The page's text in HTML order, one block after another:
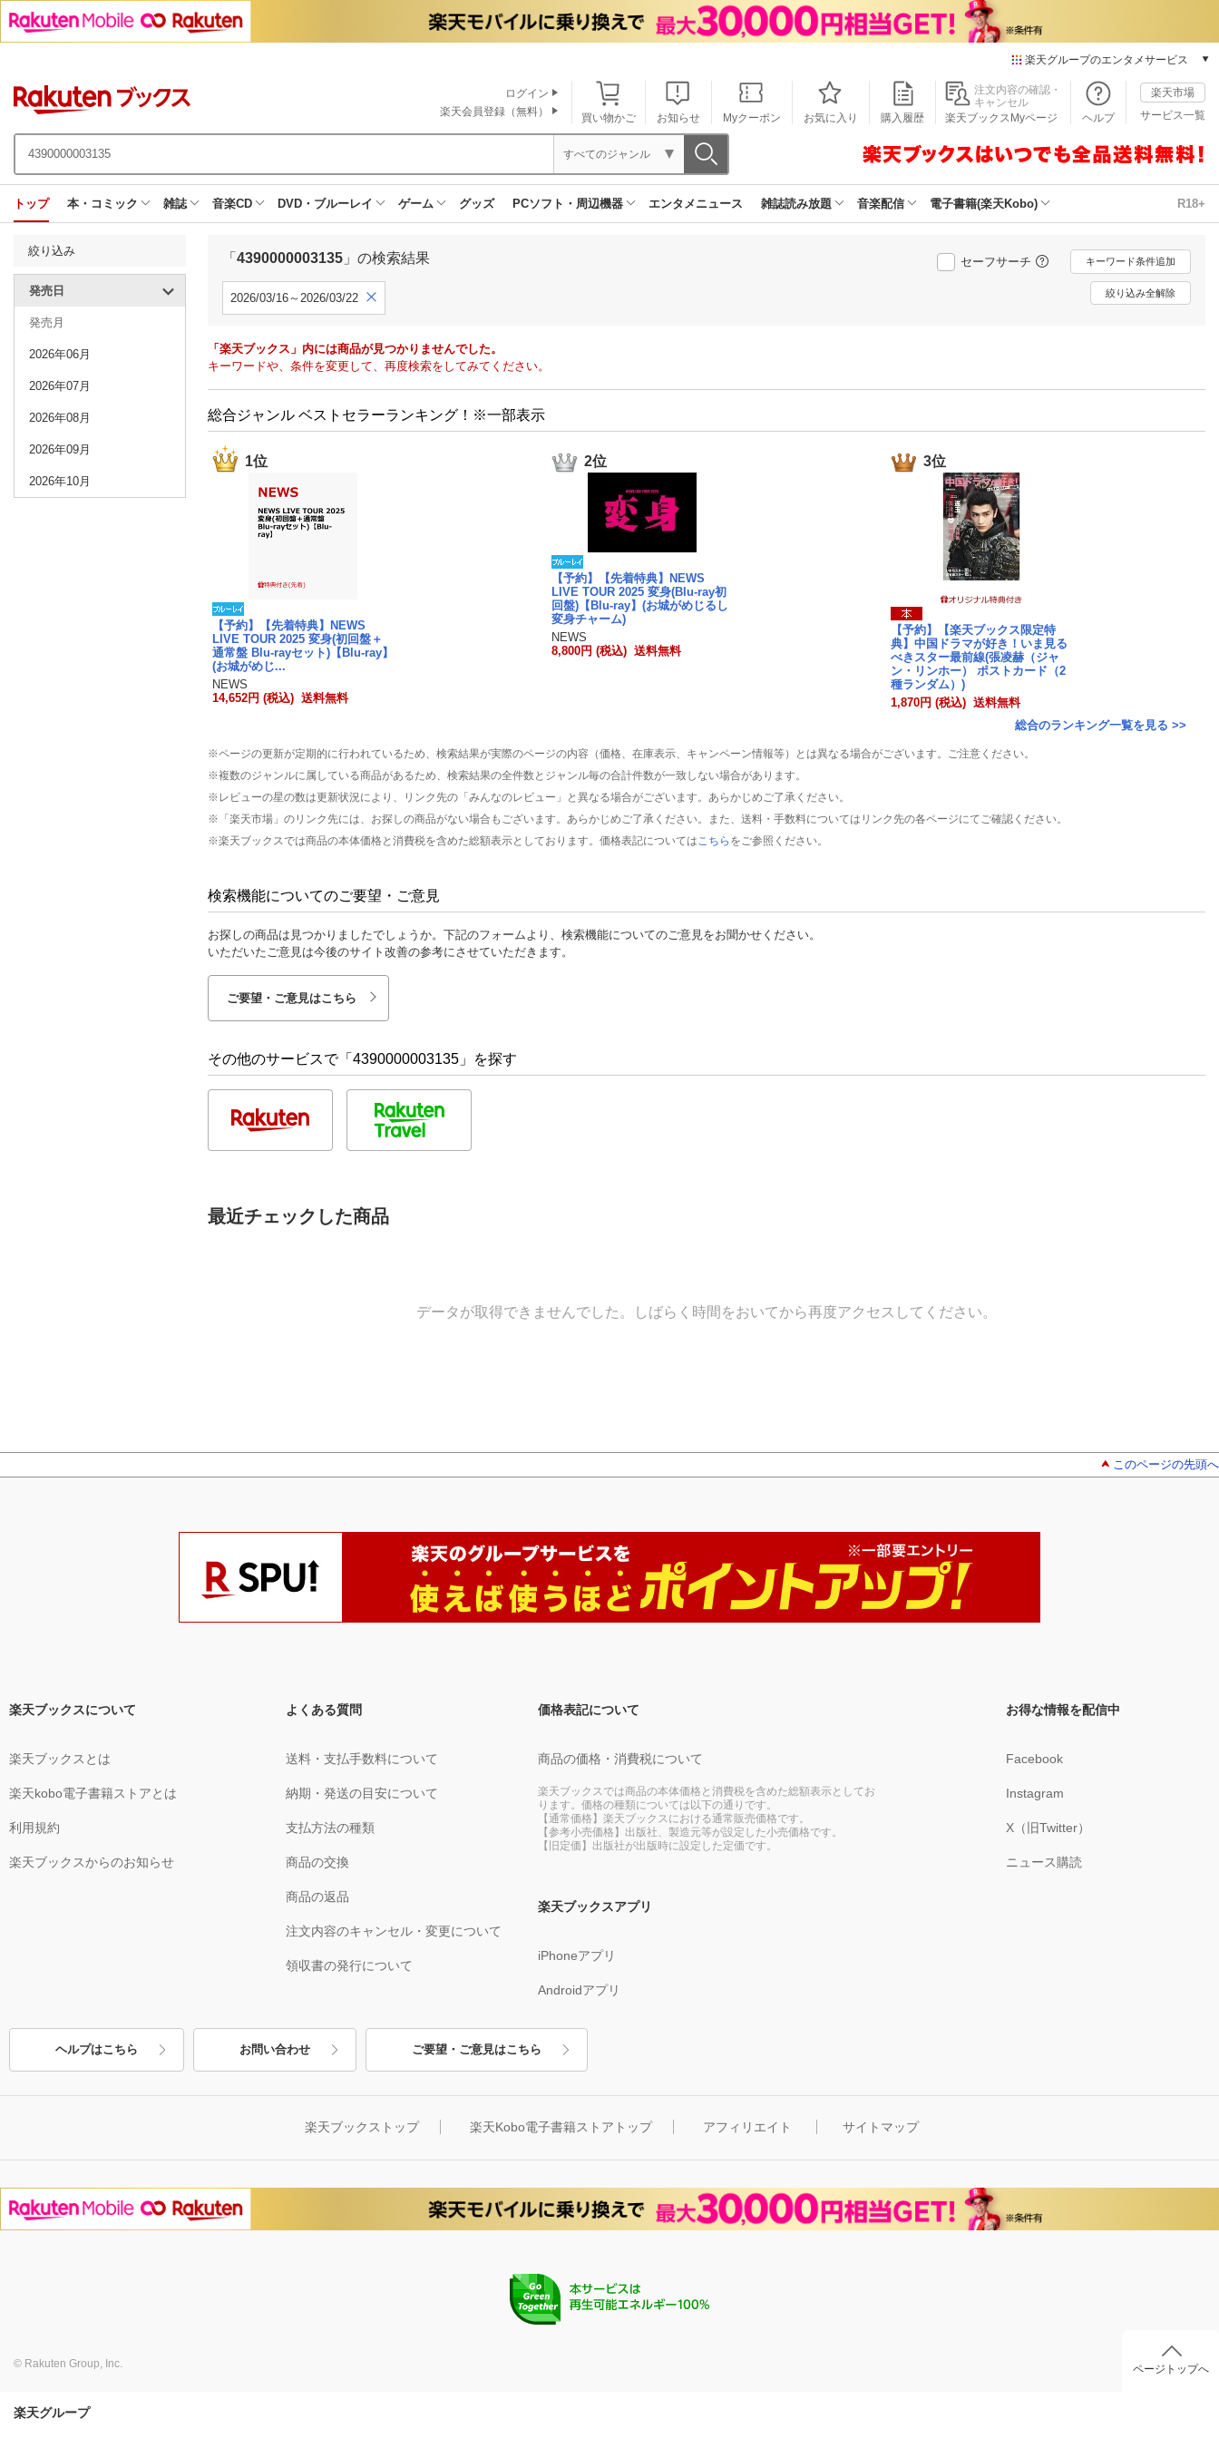
楽天グループのエンタメサービス
本/ゲーム/CD/DVD
楽天ブックス
楽天Kobo
動画配信
楽天TV
動画配信ガイド
チケット
エンタメニュース
買い物かご お知らせ Myクーポン お気に入り 購入履歴
注文内容の確認・
キャンセル
楽天ブックスMyページ
ヘルプ
楽天市場
サービス一覧
ログイン
楽天会員登録（無料）
すべてのジャンル
トップ 本・コミック 雑誌 音楽CD DVD・ブルーレイ ゲーム グッズ PCソフト・周辺機器 エンタメニュース 雑誌読み放題 音楽配信 電子書籍(楽天Kobo) R18+
絞り込み
発売日
発売月
2026年06月
2026年07月
2026年08月
2026年09月
2026年10月
「 4390000003135 」の検索結果 セーフサーチ キーワード条件追加
2026/03/16～2026/03/22 絞り込み全解除
「楽天ブックス」内には商品が見つかりませんでした。
キーワードや、条件を変更して、再度検索をしてみてください。
総合ジャンル ベストセラーランキング！※一部表示
1位
【予約】【先着特典】NEWS
LIVE TOUR 2025 変身(初回盤＋
通常盤 Blu-rayセット)【Blu-ray】
(お城がめじ...
NEWS
14,652円 (税込) 送料無料
2位
【予約】【先着特典】NEWS
LIVE TOUR 2025 変身(Blu-ray初
回盤)【Blu-ray】(お城がめじるし
変身チャーム)
NEWS
8,800円 (税込) 送料無料
3位
【予約】【楽天ブックス限定特
典】中国ドラマが好き！いま見る
べきスター最前線(張凌赫（ジャ
ン・リンホー） ポストカード（2
種ランダム）)
1,870円 (税込) 送料無料
総合のランキング一覧を見る >>
※ページの更新が定期的に行われているため、検索結果が実際のページの内容（価格、在庫表示、キャンペーン情報等）とは異なる場合がございます。ご注意ください。
※複数のジャンルに属している商品があるため、検索結果の全件数とジャンル毎の合計件数が一致しない場合があります。
※レビューの星の数は更新状況により、リンク先の「みんなのレビュー」と異なる場合がございます。あらかじめご了承ください。
※「楽天市場」のリンク先には、お探しの商品がない場合もございます。あらかじめご了承ください。また、送料・手数料についてはリンク先の各ページにてご確認ください。
※楽天ブックスでは商品の本体価格と消費税を含めた総額表示としております。価格表記については こちら をご参照ください。
検索機能についてのご要望・ご意見
お探しの商品は見つかりましたでしょうか。下記のフォームより、検索機能についてのご意見をお聞かせください。
いただいたご意見は今後のサイト改善の参考にさせていただきます。
ご要望・ご意見はこちら
その他のサービスで「4390000003135」を探す
最近チェックした商品
データが取得できませんでした。しばらく時間をおいてから再度アクセスしてください。
このページの先頭へ
楽天ブックスについて
楽天ブックスとは
楽天kobo電子書籍ストアとは
利用規約
楽天ブックスからのお知らせ
よくある質問
送料・支払手数料について
納期・発送の目安について
支払方法の種類
商品の交換
商品の返品
注文内容のキャンセル・変更について
領収書の発行について
価格表記について
商品の価格・消費税について
楽天ブックスでは商品の本体価格と消費税を含めた総額表示としてお
ります。価格の種類については以下の通りです。
【通常価格】楽天ブックスにおける通常販売価格です。
【参考小売価格】出版社、製造元等が設定した小売価格です。
【旧定価】出版社が出版時に設定した定価です。
楽天ブックスアプリ
iPhoneアプリ
Androidアプリ
お得な情報を配信中
Facebook
Instagram
X（旧Twitter）
ニュース購読
ヘルプはこちら お問い合わせ ご要望・ご意見はこちら
楽天ブックストップ 楽天Kobo電子書籍ストアトップ アフィリエイト サイトマップ
© Rakuten Group, Inc. ページトップへ
楽天グループ